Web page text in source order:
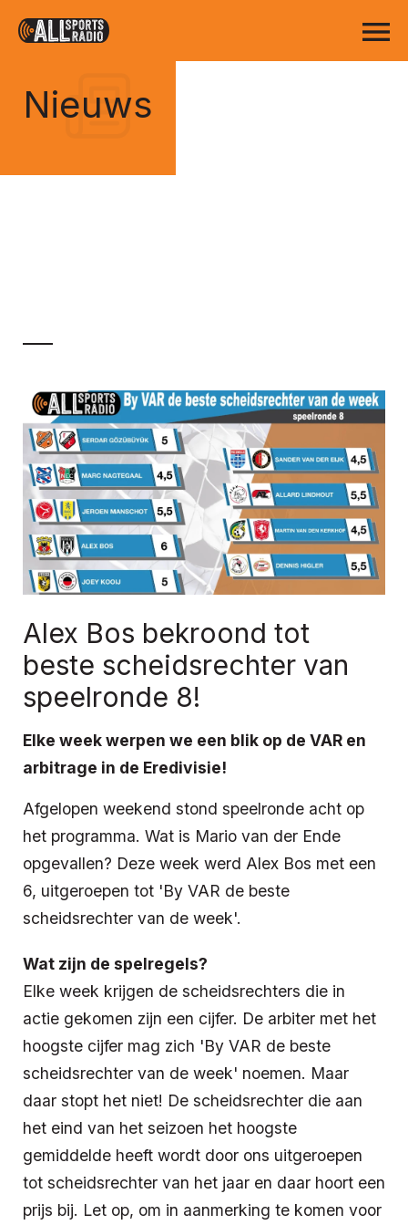
Nieuws
Alex Bos bekroond tot
beste scheidsrechter van
speelronde 8!
Elke week werpen we een blik op de VAR en
arbitrage in de Eredivisie!
Afgelopen weekend stond speelronde acht op
het programma. Wat is Mario van der Ende
opgevallen? Deze week werd Alex Bos met een
6, uitgeroepen tot 'By VAR de beste
scheidsrechter van de week'.
Wat zijn de spelregels?
Elke week krijgen de scheidsrechters die in
actie gekomen zijn een cijfer. De arbiter met het
hoogste cijfer mag zich 'By VAR de beste
scheidsrechter van de week' noemen. Maar
daar stopt het niet! De scheidsrechter die aan
het eind van het seizoen het hoogste
gemiddelde heeft wordt door ons uitgeroepen
tot scheidsrechter van het jaar en daar hoort een
prijs bij. Let op, om in aanmerking te komen voor